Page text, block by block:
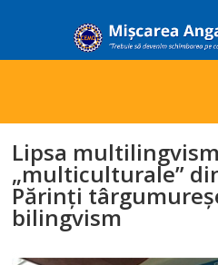
Lipsa
„multiculturale”
Părinţi
bilingvism